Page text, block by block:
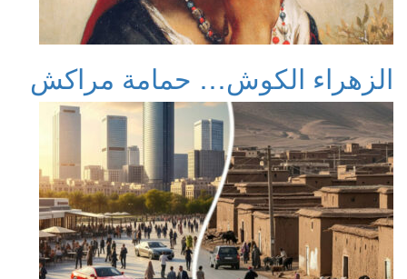
الزهراء الكوش… حمامة مراكش